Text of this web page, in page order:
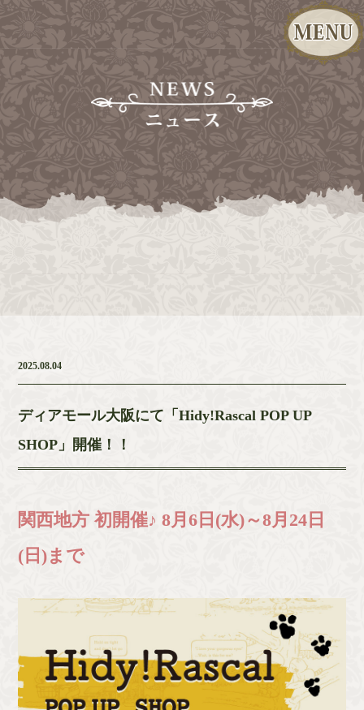
2025.08.04
ディアモール大阪にて「Hidy!Rascal POP UP
SHOP」開催！！
関西地方 初開催♪ 8月6日(水)～8月24日
(日)まで